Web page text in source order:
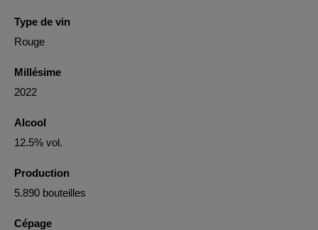
Type de vin
Rouge
Millésime
2022
Alcool
12.5% vol.
Production
5.890 bouteilles
Cépage